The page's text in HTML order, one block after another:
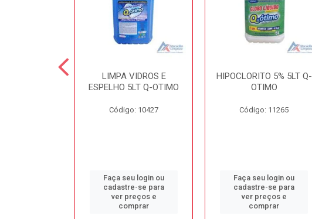
LIMPA VIDROS E
ESPELHO 5LT Q-OTIMO
Código: 10427
Faça seu login ou
cadastre-se para
ver preços e
comprar
HIPOCLORITO 5% 5LT Q-
OTIMO
Código: 11265
Faça seu login ou
cadastre-se para
ver preços e
comprar